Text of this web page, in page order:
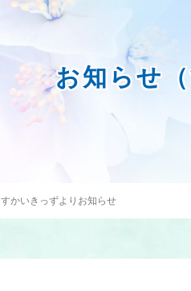
お知らせ
すかいきっずよりお知らせ